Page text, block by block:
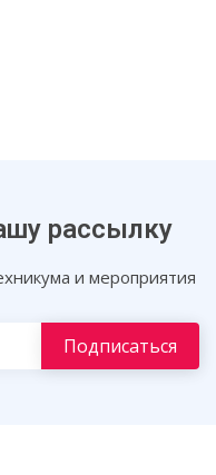
рассылку
и мероприятия